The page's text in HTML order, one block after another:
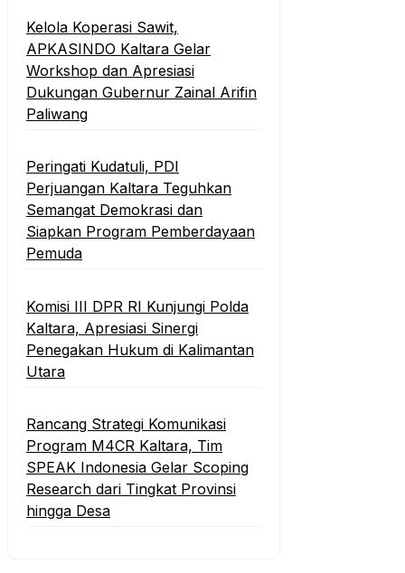
Kelola Koperasi Sawit,
APKASINDO Kaltara Gelar
Workshop dan Apresiasi
Dukungan Gubernur Zainal Arifin
Paliwang
Peringati Kudatuli, PDI
Perjuangan Kaltara Teguhkan
Semangat Demokrasi dan
Siapkan Program Pemberdayaan
Pemuda
Komisi III DPR RI Kunjungi Polda
Kaltara, Apresiasi Sinergi
Penegakan Hukum di Kalimantan
Utara
Rancang Strategi Komunikasi
Program M4CR Kaltara, Tim
SPEAK Indonesia Gelar Scoping
Research dari Tingkat Provinsi
hingga Desa